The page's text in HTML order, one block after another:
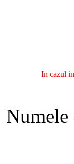
In cazul
Numele